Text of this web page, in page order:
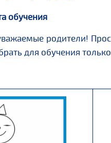
обучения
родители!
для обучения